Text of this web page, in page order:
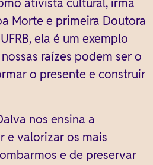
ativista cultural, irmã
Morte e primeira Doutora
ela é um exemplo
raízes podem ser o
o presente e construir
nos ensina a
e valorizar os mais
e de preservar